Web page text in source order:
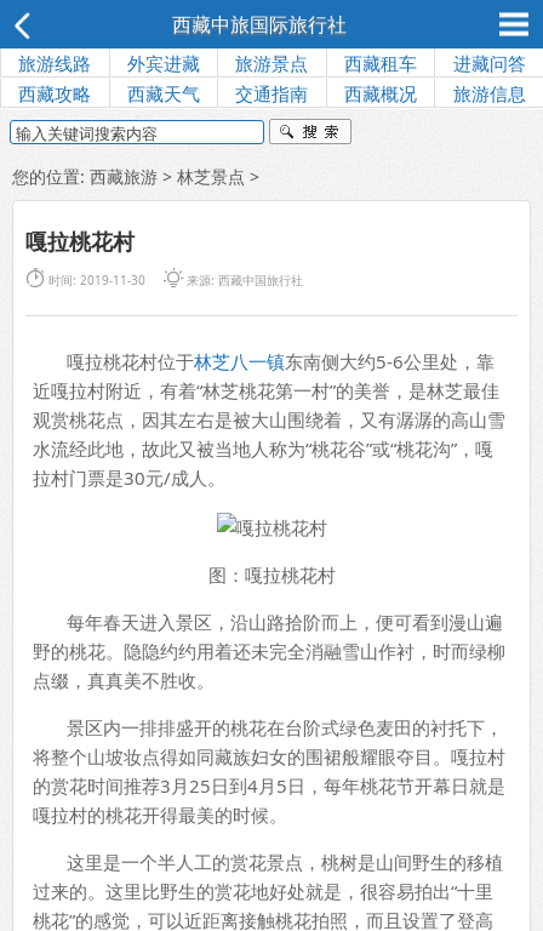
西藏中旅国际旅行社
旅游线路 外宾进藏 旅游景点 西藏租车
进藏问答
西藏攻略
西藏天气 交通指南 西藏概况 旅游信息
您的位置: 西藏旅游 > 林芝景点 >
嘎拉桃花村
 时间: 2019-11-30 来源: 西藏中国旅行社
嘎拉桃花村位于林芝八一镇东南侧大约5-6公里处，靠
近嘎拉村附近，有着“林芝桃花第一村”的美誉，是林芝最佳
观赏桃花点，因其左右是被大山围绕着，又有潺潺的高山雪
水流经此地，故此又被当地人称为“桃花谷”或“桃花沟”，嘎
拉村门票是30元/成人。
图：嘎拉桃花村
每年春天进入景区，沿山路拾阶而上，便可看到漫山遍
野的桃花。隐隐约约用着还未完全消融雪山作衬，时而绿柳
点缀，真真美不胜收。
景区内一排排盛开的桃花在台阶式绿色麦田的衬托下，
将整个山坡妆点得如同藏族妇女的围裙般耀眼夺目。嘎拉村
的赏花时间推荐3月25日到4月5日，每年桃花节开幕日就是
嘎拉村的桃花开得最美的时候。
这里是一个半人工的赏花景点，桃树是山间野生的移植
过来的。这里比野生的赏花地好处就是，很容易拍出“十里
桃花”的感觉，可以近距离接触桃花拍照，而且设置了登高